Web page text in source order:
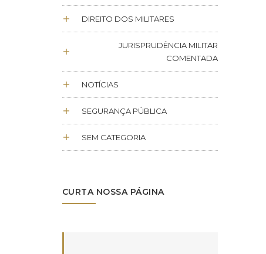
DIREITO DOS MILITARES
JURISPRUDÊNCIA MILITAR
COMENTADA
NOTÍCIAS
SEGURANÇA PÚBLICA
SEM CATEGORIA
CURTA NOSSA PÁGINA